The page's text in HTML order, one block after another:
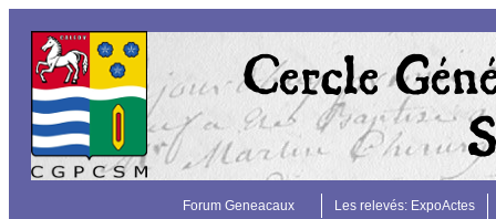
Forum Geneacaux Les relevés: ExpoActes